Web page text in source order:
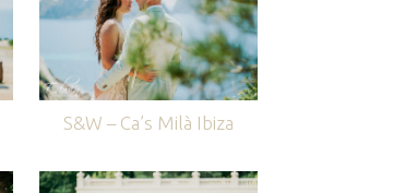
S&W – Ca’s Milà Ibiza